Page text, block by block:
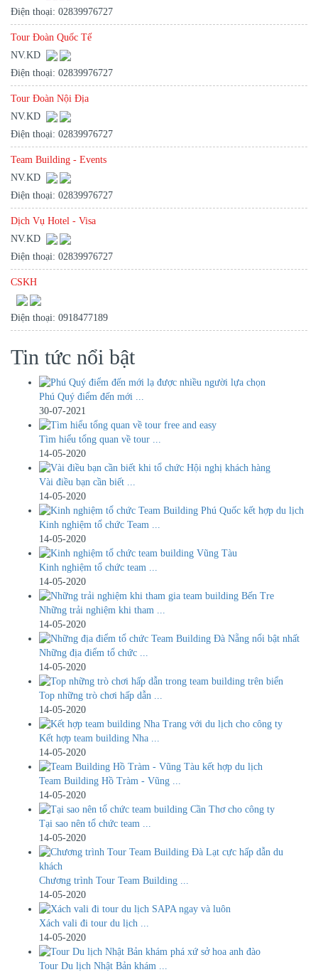
Điện thoại: 02839976727
Tour Đoàn Quốc Tế
NV.KD
Điện thoại: 02839976727
Tour Đoàn Nội Địa
NV.KD
Điện thoại: 02839976727
Team Building - Events
NV.KD
Điện thoại: 02839976727
Dịch Vụ Hotel - Visa
NV.KD
Điện thoại: 02839976727
CSKH
Điện thoại: 0918477189
Tin tức nổi bật
Phú Quý điểm đến mới ...
30-07-2021
Tìm hiểu tổng quan về tour ...
14-05-2020
Vài điều bạn cần biết ...
14-05-2020
Kinh nghiệm tổ chức Team ...
14-05-2020
Kinh nghiệm tổ chức team ...
14-05-2020
Những trải nghiệm khi tham ...
14-05-2020
Những địa điểm tổ chức ...
14-05-2020
Top những trò chơi hấp dẫn ...
14-05-2020
Kết hợp team building Nha ...
14-05-2020
Team Building Hồ Tràm - Vũng ...
14-05-2020
Tại sao nên tổ chức team ...
14-05-2020
Chương trình Tour Team Building ...
14-05-2020
​Xách vali đi tour du lịch ...
14-05-2020
Tour Du lịch Nhật Bản khám ...